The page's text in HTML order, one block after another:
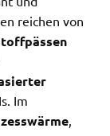
reichen von
Im
,